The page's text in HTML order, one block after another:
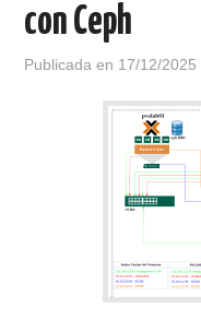
con Ceph
Publicada en 17/12/2025